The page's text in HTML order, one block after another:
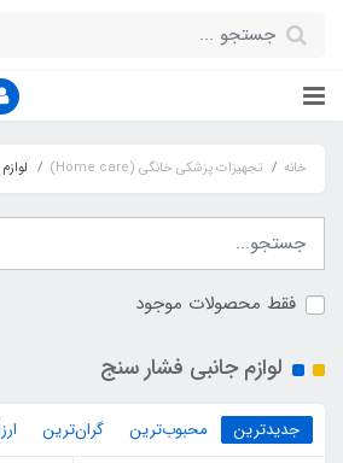
خانه تجهیزات پزشکی خانگی (Home care)
فقط محصولات موجود
لوازم جانبی فشار سنج
جدیدترین محبوب‌ترین گران‌ترین